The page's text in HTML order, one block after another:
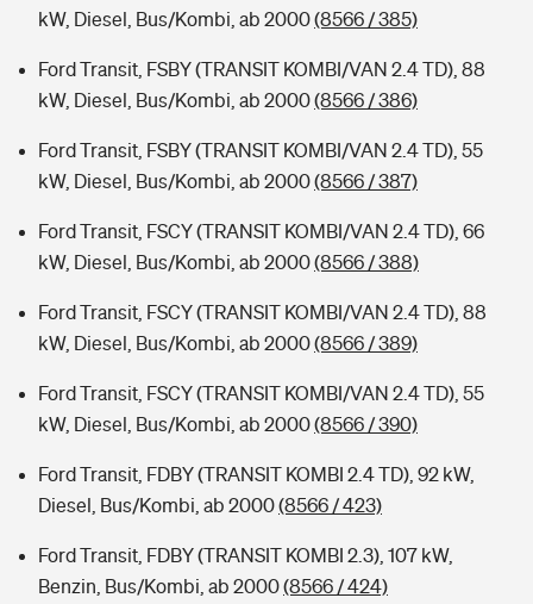
kW, Diesel, Bus/Kombi, ab 2000(8566 / 385)
Ford Transit, FSBY (TRANSIT KOMBI/VAN 2.4 TD), 88
kW, Diesel, Bus/Kombi, ab 2000(8566 / 386)
Ford Transit, FSBY (TRANSIT KOMBI/VAN 2.4 TD), 55
kW, Diesel, Bus/Kombi, ab 2000(8566 / 387)
Ford Transit, FSCY (TRANSIT KOMBI/VAN 2.4 TD), 66
kW, Diesel, Bus/Kombi, ab 2000(8566 / 388)
Ford Transit, FSCY (TRANSIT KOMBI/VAN 2.4 TD), 88
kW, Diesel, Bus/Kombi, ab 2000(8566 / 389)
Ford Transit, FSCY (TRANSIT KOMBI/VAN 2.4 TD), 55
kW, Diesel, Bus/Kombi, ab 2000(8566 / 390)
Ford Transit, FDBY (TRANSIT KOMBI 2.4 TD), 92 kW,
Diesel, Bus/Kombi, ab 2000(8566 / 423)
Ford Transit, FDBY (TRANSIT KOMBI 2.3), 107 kW,
Benzin, Bus/Kombi, ab 2000(8566 / 424)